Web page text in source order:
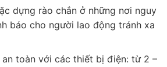
dựng rào chắn ở những nơi nguy
báo cho người lao động tránh xa
toàn với các thiết bị điện: từ 2 –